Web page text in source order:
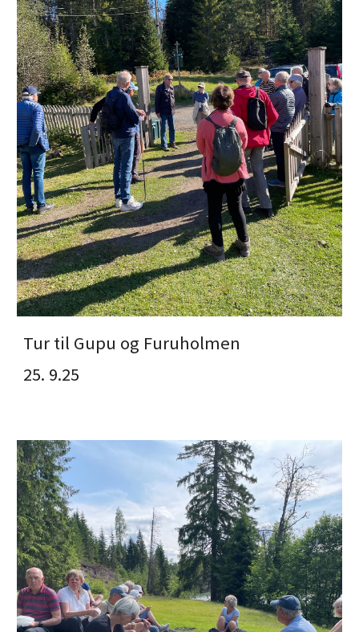
Tur til Gupu og Furuholmen
25. 9.25